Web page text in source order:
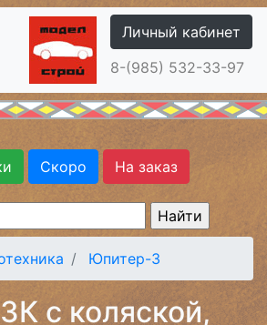
Личный кабинет
8-(985) 532-33-97
Скоро На заказ
Юпитер-3
с коляской,